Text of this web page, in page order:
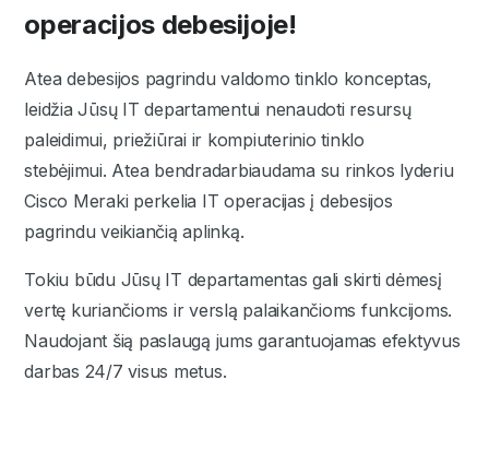
operacijos debesijoje!
Atea debesijos pagrindu valdomo tinklo konceptas,
leidžia Jūsų IT departamentui nenaudoti resursų
paleidimui, priežiūrai ir kompiuterinio tinklo
stebėjimui. Atea bendradarbiaudama su rinkos lyderiu
Cisco Meraki perkelia IT operacijas į debesijos
pagrindu veikiančią aplinką.
Tokiu būdu Jūsų IT departamentas gali skirti dėmesį
vertę kuriančioms ir verslą palaikančioms funkcijoms.
Naudojant šią paslaugą jums garantuojamas efektyvus
darbas 24/7 visus metus.